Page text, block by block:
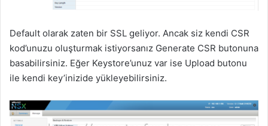
Default olarak zaten bir SSL geliyor. Ancak siz kendi CSR
kod’unuzu oluşturmak istiyorsanız Generate CSR butonuna
basabilirsiniz. Eğer Keystore’unuz var ise Upload butonu
ile kendi key’inizide yükleyebilirsiniz.